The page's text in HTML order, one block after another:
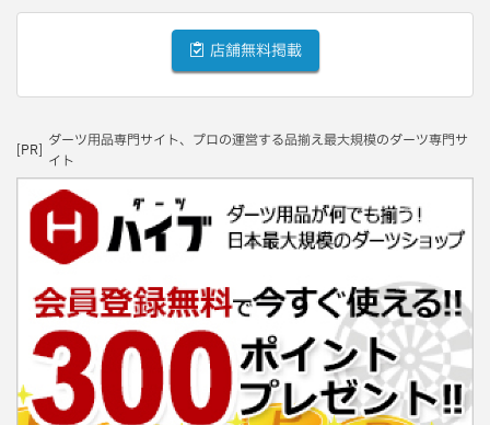
店舗無料掲載
[PR]
ダーツ用品専門サイト、プロの運営する品揃え最大規模のダーツ専門サ
イト